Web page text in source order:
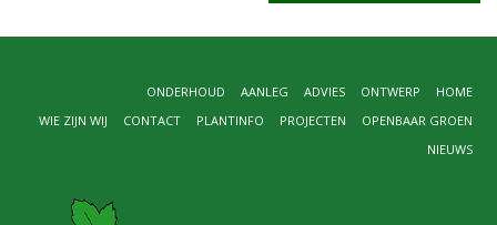
HOME
ONTWERP
ADVIES
AANLEG
ONDERHOUD
OPENBAAR GROEN
PROJECTEN
PLANTINFO
CONTACT
WIE ZIJN WIJ
NIEUWS